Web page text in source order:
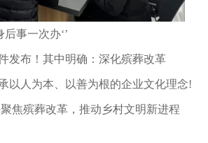
后事一次办‘’
发布！其中明确：深化殡葬改革
以人为本、以善为根的企业文化理念!
聚焦殡葬改革，推动乡村文明新进程